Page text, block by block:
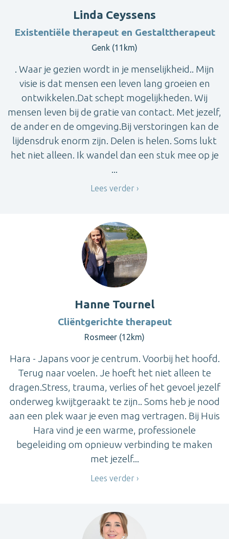
Linda Ceyssens
Existentiële therapeut en Gestalttherapeut
Genk (11km)
. Waar je gezien wordt in je menselijkheid.. Mijn
visie is dat mensen een leven lang groeien en
ontwikkelen.Dat schept mogelijkheden. Wij
mensen leven bij de gratie van contact. Met jezelf,
de ander en de omgeving.Bij verstoringen kan de
lijdensdruk enorm zijn. Delen is helen. Soms lukt
het niet alleen. Ik wandel dan een stuk mee op je
...
Lees verder
Hanne Tournel
Cliëntgerichte therapeut
Rosmeer (12km)
Hara - Japans voor je centrum. Voorbij het hoofd.
Terug naar voelen. Je hoeft het niet alleen te
dragen.Stress, trauma, verlies of het gevoel jezelf
onderweg kwijtgeraakt te zijn.. Soms heb je nood
aan een plek waar je even mag vertragen. Bij Huis
Hara vind je een warme, professionele
begeleiding om opnieuw verbinding te maken
met jezelf...
Lees verder